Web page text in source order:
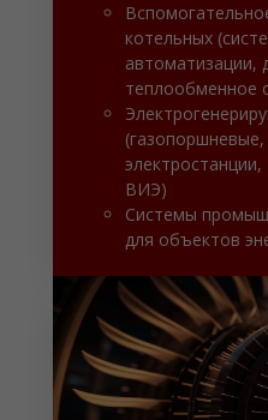
котельных
теплообменное
ВИЭ)
Системы
для объектов